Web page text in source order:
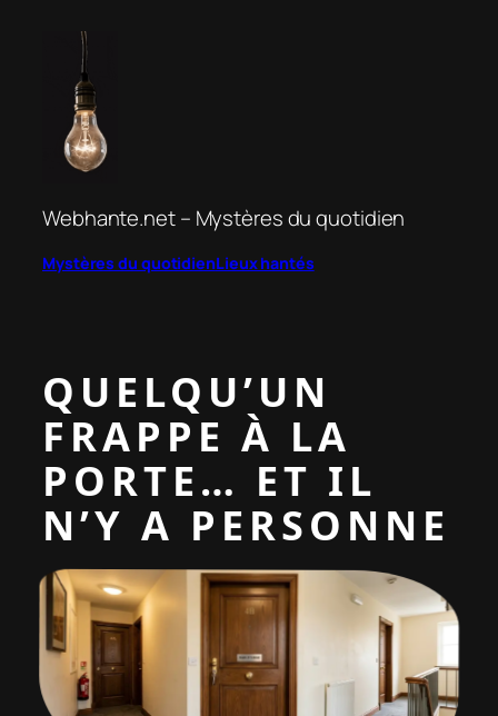
Webhante.net – Mystères du quotidien
Mystères du quotidienLieux hantés
QUELQU’UN
FRAPPE À LA
PORTE… ET IL
N’Y A PERSONNE